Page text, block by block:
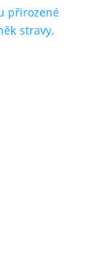
přirozené
stravy.